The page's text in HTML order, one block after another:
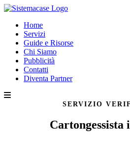
Home
Servizi
Guide e Risorse
Chi Siamo
Pubblicità
Contatti
Diventa Partner
SERVIZIO
Cartongessista